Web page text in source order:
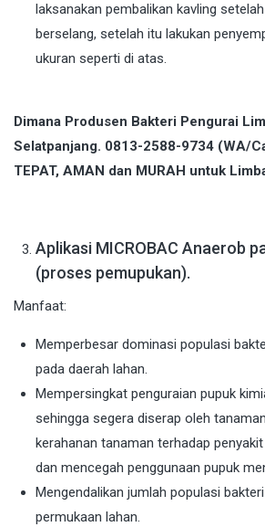
laksanakan pembalikan kavling
berselang, setelah itu lakukan
ukuran seperti di atas.
Dimana Produsen Bakteri Pengurai
Selatpanjang. 0813-2588-9734 (WA/
TEPAT, AMAN dan MURAH untuk
Aplikasi MICROBAC Anaerob
(proses pemupukan).
Manfaat:
Memperbesar dominasi populasi
pada daerah lahan.
Mempersingkat penguraian pupuk
sehingga segera diserap oleh
kerahanan tanaman terhadap
dan mencegah penggunaan pupuk
Mengendalikan jumlah populasi
permukaan lahan.